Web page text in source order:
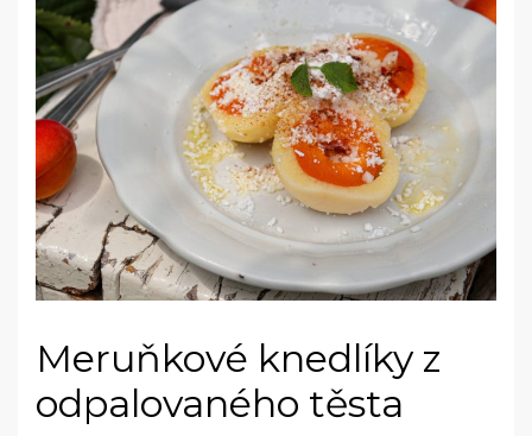
Meruňkové knedlíky z
odpalovaného těsta